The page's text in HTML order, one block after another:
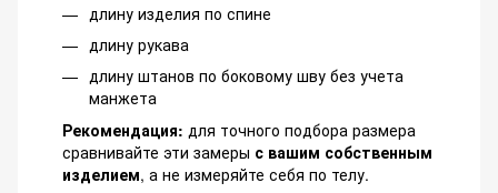
длину изделия по спине
длину рукава
длину штанов по боковому шву без учета
манжета
Рекомендация: для точного подбора размера
сравнивайте эти замеры с вашим собственным
изделием, а не измеряйте себя по телу.